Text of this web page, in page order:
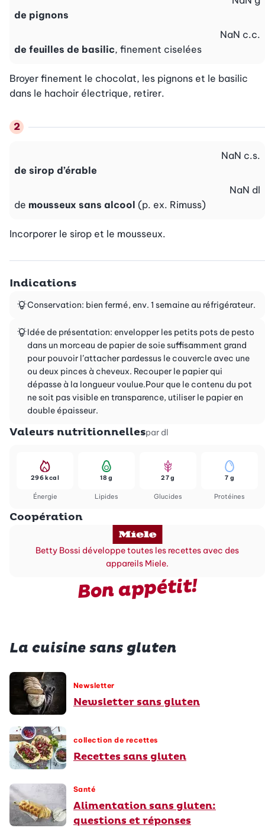
de pignons
de feuilles de basilic, finement ciselées
NaN c.c.
Broyer finement le chocolat, les pignons et le basilic
dans le hachoir électrique, retirer.
de sirop d’érable
NaN c.s.
de mousseux sans alcool (p. ex. Rimuss)
NaN dl
Incorporer le sirop et le mousseux.
Indications
Conservation: bien fermé, env. 1 semaine au réfrigérateur.
Idée de présentation: envelopper les petits pots de pesto
dans un morceau de papier de soie suffisamment grand
pour pouvoir l’attacher pardessus le couvercle avec une
ou deux pinces à cheveux. Recouper le papier qui
dépasse à la longueur voulue.Pour que le contenu du pot
ne soit pas visible en transparence, utiliser le papier en
double épaisseur.
Valeurs nutritionnellespar dl
Énergie
296 kcal
Lipides
18 g
Glucides
27 g
Protéines
7 g
Coopération
Betty Bossi développe toutes les recettes avec des
appareils Miele.
Bon appétit!
La cuisine sans gluten
Newsletter
Newsletter sans gluten
collection de recettes
Recettes sans gluten
Santé
Alimentation sans gluten:
questions et réponses